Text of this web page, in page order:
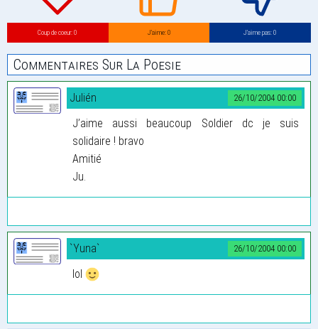
Coup de coeur: 0 J’aime: 0 J’aime pas: 0
Commentaires Sur La Poesie
26/10/2004 00:00
Julién
J’aime aussi beaucoup Soldier dc je suis
solidaire ! bravo
Amitié
Ju.
26/10/2004 00:00
`Yuna`
lol